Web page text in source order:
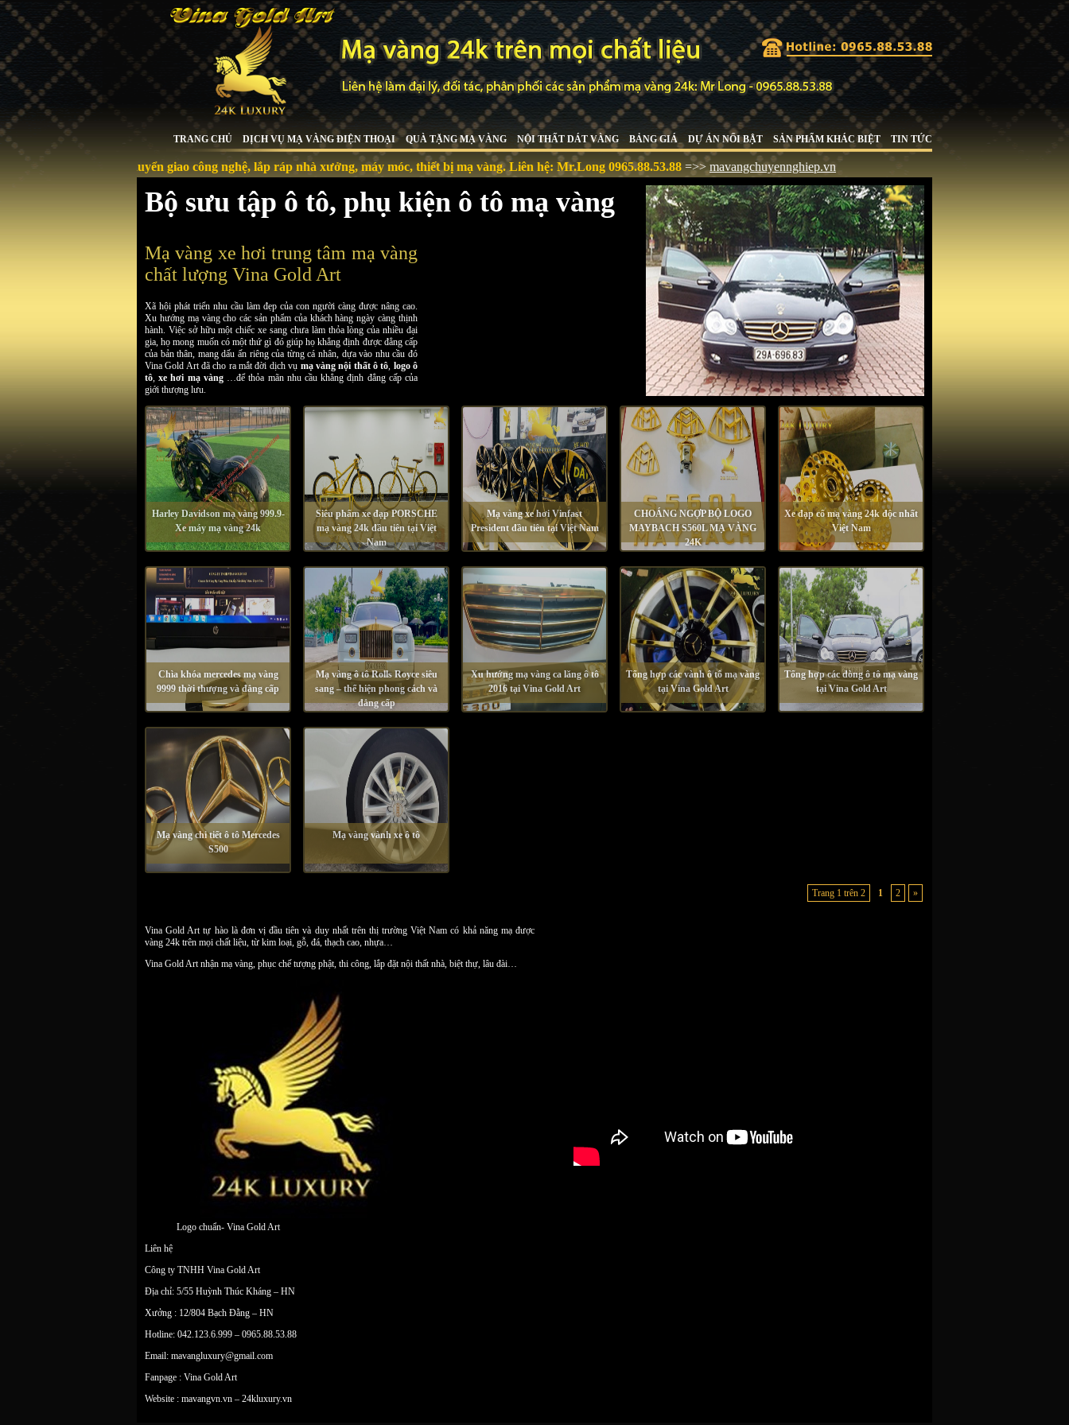
TRANG CHỦ DỊCH VỤ MẠ VÀNG ĐIỆN THOẠI QUÀ TẶNG MẠ VÀNG NỘI THẤT DÁT VÀNG BẢNG GIÁ DỰ ÁN NỔI BẬT SẢN PHẨM KHÁC BIỆT TIN TỨC
Chuyển giao công nghệ, lắp ráp nhà xưởng, máy móc, thiết bị mạ vàng. Liên hệ:Mr.Long 0965.88.53.88=>>mavangchuyennghiep.vn
Bộ sưu tập ô tô, phụ kiện ô tô mạ vàng
Mạ vàng xe hơi trung tâm mạ vàng
chất lượng Vina Gold Art
Xã hội phát triển nhu cầu làm đẹp của con người càng được nâng cao.
Xu hướng mạ vàng cho các sản phẩm của khách hàng ngày càng thịnh
hành. Việc sở hữu một chiếc xe sang chưa làm thỏa lòng của nhiều đại
gia, họ mong muốn có một thứ gì đó giúp họ khẳng định được đẳng cấp
của bản thân, mang dấu ấn riêng của từng cá nhân, dựa vào nhu cầu đó
Vina Gold Art đã cho ra mắt đời dịch vụ mạ vàng nội thất ô tô, logo ô
tô,xe hơi mạ vàng…để thỏa mãn nhu cầu khẳng định đẳng cấp của
giới thượng lưu.
Harley Davidson mạ vàng 999.9-
Xe máy mạ vàng 24k
Siêu phẩm xe đạp PORSCHE
mạ vàng 24k đầu tiên tại Việt
Nam
Mạ vàng xe hơi Vinfast
President đầu tiên tại Việt Nam
CHOÁNG NGỢP BỘ LOGO
MAYBACH S560L MẠ VÀNG
24K
Xe đạp cổ mạ vàng 24k độc nhất
Việt Nam
Chìa khóa mercedes mạ vàng
9999 thời thượng và đẳng cấp
Mạ vàng ô tô Rolls Royce siêu
sang – thể hiện phong cách và
đẳng cấp
Xu hướng mạ vàng ca lăng ô tô
2016 tại Vina Gold Art
Tổng hợp các vành ô tô mạ vàng
tại Vina Gold Art
Tổng hợp các dòng ô tô mạ vàng
tại Vina Gold Art
Mạ vàng chi tiết ô tô Mercedes
S500
Mạ vàng vành xe ô tô
Trang 1 trên 2 1 2 »
Vina Gold Art tự hào là đơn vị đầu tiên và duy nhất trên thị trường Việt Nam có khả năng mạ được
vàng 24k trên mọi chất liệu, từ kim loại, gỗ, đá, thạch cao, nhựa…
Vina Gold Art nhận mạ vàng, phục chế tượng phật, thi công, lắp đặt nội thất nhà, biệt thự, lâu đài…
Logo chuẩn- Vina Gold Art
Liên hệ
Công ty TNHH Vina Gold Art
Địa chỉ: 5/55 Huỳnh Thúc Kháng – HN
Xưởng : 12/804 Bạch Đằng – HN
Hotline: 042.123.6.999 – 0965.88.53.88
Email: mavangluxury@gmail.com
Fanpage : Vina Gold Art
Website : mavangvn.vn – 24kluxury.vn